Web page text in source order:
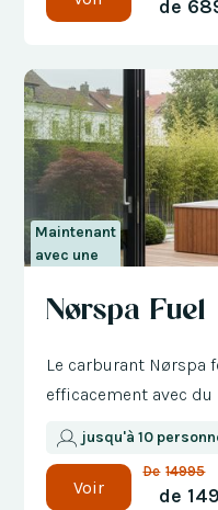
de
Maintenant
avec une
de 300 €
Nørspa Fuel
Le carburant Nørspa
efficacement avec
jusqu'à 10
Voir
De 14995
de